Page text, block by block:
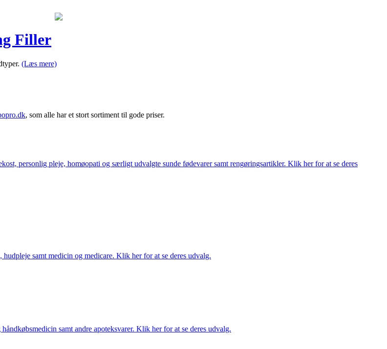
Filler
(Læs mere)
, som alle har et stort sortiment til gode priser.
personlig pleje, homøopati og særligt udvalgte sunde fødevarer samt rengøringsartikler. Klik her for at se deres
samt medicin og medicare. Klik her for at se deres udvalg.
samt andre apoteksvarer. Klik her for at se deres udvalg.